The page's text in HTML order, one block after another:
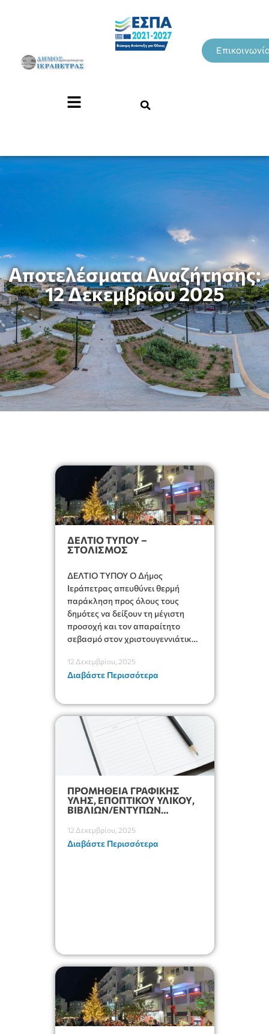
Αποτελέσματα Αναζήτησης:
12 Δεκεμβρίου 2025
ΔΕΛΤΙΟ ΤΥΠΟΥ –
ΣΤΟΛΙΣΜΟΣ
ΔΕΛΤΙΟ ΤΥΠΟΥ Ο Δήμος
Ιεράπετρας απευθύνει θερμή
παράκληση προς όλους τους
δημότες να δείξουν τη μέγιστη
προσοχή και τον απαραίτητο
σεβασμό στον χριστουγεννιάτικο
ειδικά για τα παιδιά μας. Ο
εορταστικός στολισμός είναι
χαμόγελα σε μικρούς και
μεγάλους. Για να μπορέσει να
παραμείνει όμορφος, ασφαλής και
λειτουργικός, είναι […]
12 Δεκεμβρίου, 2025
Διαβάστε Περισσότερα
ΠΡΟΜΗΘΕΙΑ ΓΡΑΦΙΚΗΣ
ΥΛΗΣ, ΕΠΟΠΤΙΚΟΥ ΥΛΙΚΟΥ,
ΒΙΒΛΙΩΝ/ΕΝΤΥΠΩΝ
ΟΡΓΑΝΩΣΗΣ ΣΧΟΛΙΚΩΝ
ΜΟΝΑΔΩΝ ΚΑΙ ΥΠΗΡΕΣΙΩΝ
12 Δεκεμβρίου, 2025
Διαβάστε Περισσότερα